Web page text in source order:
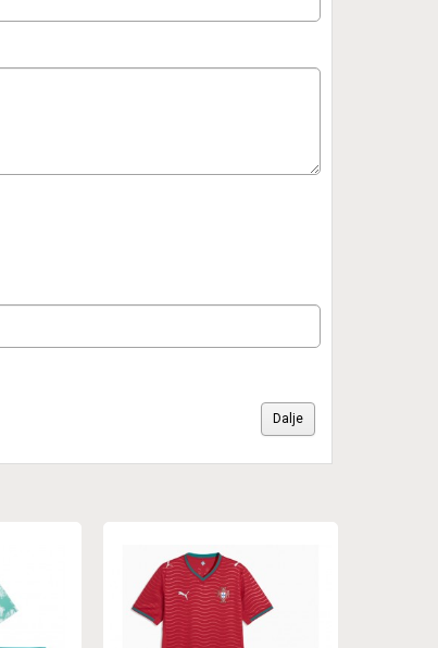
Dalje